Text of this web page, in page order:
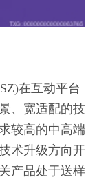
在互动平台
、宽适配的技
较高的中高端
术升级方向开
产品处于送样